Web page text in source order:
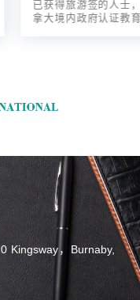
已获得旅游签的人士
拿大境内政府认证教
Kingsway，Burnaby,